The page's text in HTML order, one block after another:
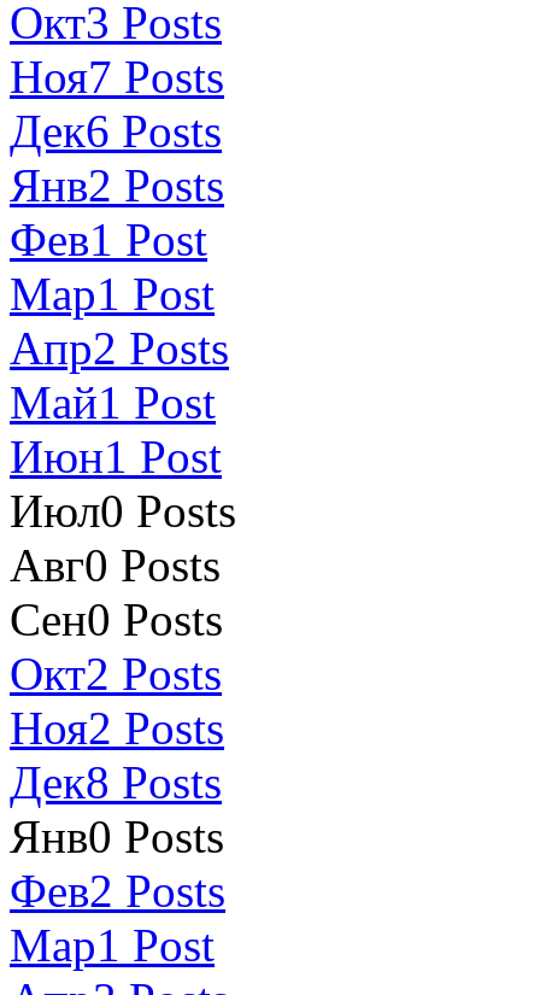
Окт3 Posts
Ноя7 Posts
Дек6 Posts
Янв2 Posts
Фев1 Post
Мар1 Post
Апр2 Posts
Май1 Post
Июн1 Post
Июл0 Posts
Авг0 Posts
Сен0 Posts
Окт2 Posts
Ноя2 Posts
Дек8 Posts
Янв0 Posts
Фев2 Posts
Мар1 Post